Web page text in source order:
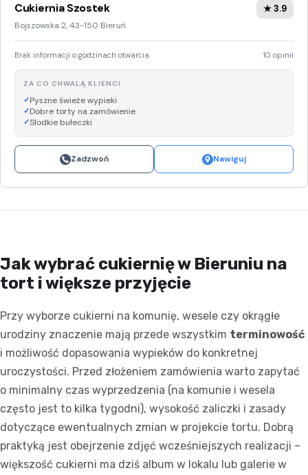
Cukiernia Szostek
Bojszowska 2, 43-150 Bieruń
★ 3.9
Brak informacji o godzinach otwarcia 10 opinii
ZA CO CHWALĄ KLIENCI
Pyszne świeże wypieki
Dobre torty na zamówienie
Słodkie bułeczki
Zadzwoń Nawiguj
Jak wybrać cukiernię w Bieruniu na
tort i większe przyjęcie
Przy wyborze cukierni na komunię, wesele czy okrągłe
urodziny znaczenie mają przede wszystkim terminowość
i możliwość dopasowania wypieków do konkretnej
uroczystości. Przed złożeniem zamówienia warto zapytać
o minimalny czas wyprzedzenia (na komunie i wesela
często jest to kilka tygodni), wysokość zaliczki i zasady
dotyczące ewentualnych zmian w projekcie tortu. Dobrą
praktyką jest obejrzenie zdjęć wcześniejszych realizacji –
większość cukierni ma dziś album w lokalu lub galerie w